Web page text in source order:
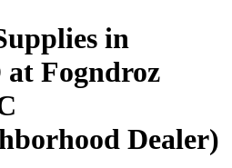
in
at Fogndroz
Dealer)